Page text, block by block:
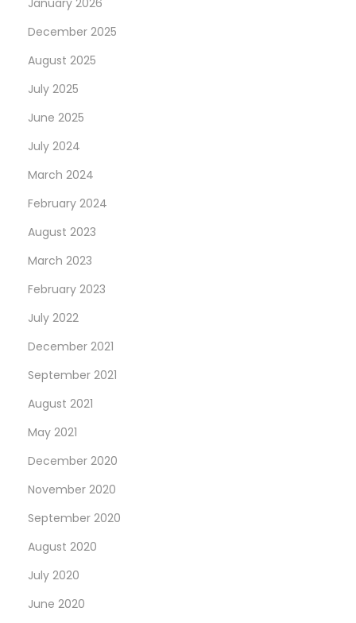
December 2025
August 2025
July 2025
June 2025
July 2024
March 2024
February 2024
August 2023
March 2023
February 2023
July 2022
December 2021
September 2021
August 2021
May 2021
December 2020
November 2020
September 2020
August 2020
July 2020
June 2020